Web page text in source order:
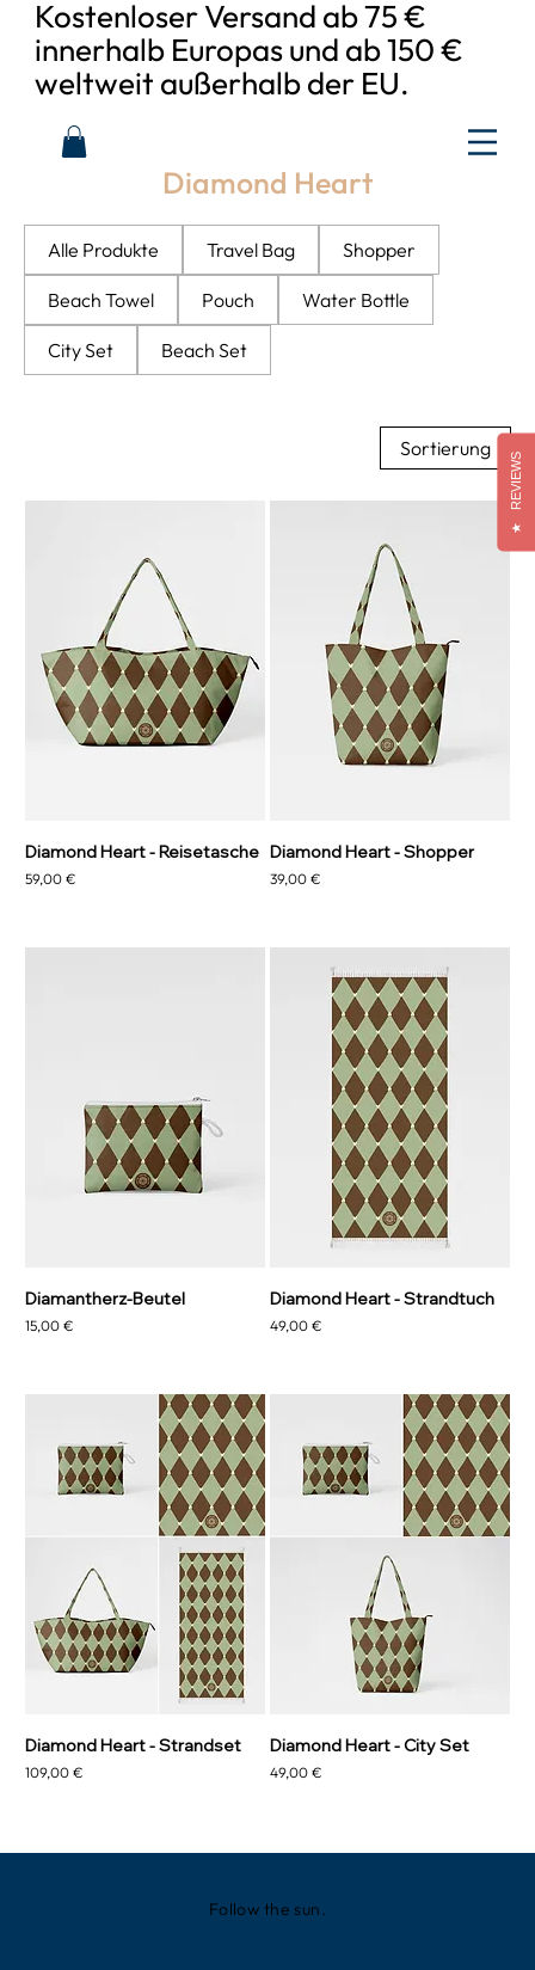
Kostenloser Versand ab 75 €
innerhalb Europas und ab 150 €
weltweit außerhalb der EU.
Diamond Heart
Alle Produkte Travel Bag Shopper
Beach Towel Pouch Water Bottle
City Set Beach Set
Sortierung
Diamond Heart - Reisetasche
Preis
59,00 €
Diamond Heart - Shopper
Preis
39,00 €
Diamantherz-Beutel
Preis
15,00 €
Diamond Heart - Strandtuch
Preis
49,00 €
Diamond Heart - Strandset
Preis
109,00 €
Diamond Heart - City Set
Preis
49,00 €
Follow the sun.
★
REVIEWS